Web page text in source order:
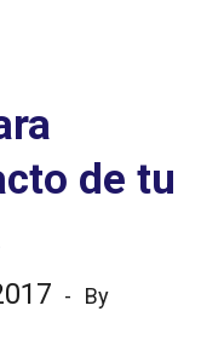
de tu
By